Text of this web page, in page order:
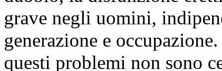
grave negli uomini,
generazione e
questi problemi non sono